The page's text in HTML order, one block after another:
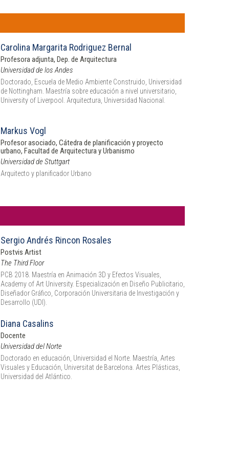
Carolina Margarita Rodriguez Bernal
Profesora adjunta, Dep. de Arquitectura
Universidad de los Andes
Doctorado, Escuela de Medio Ambiente Construido, Universidad
de Nottingham. Maestría sobre educación a nivel universitario,
University of Liverpool. Arquitectura, Universidad Nacional.
Markus Vogl
Profesor asociado, Cátedra de planificación y proyecto
urbano, Facultad de Arquitectura y Urbanismo
Universidad de Stuttgart
Arquitecto y planificador Urbano
Sergio Andrés Rincon Rosales
Postvis Artist
The Third Floor
PCB 2018. Maestría en Animación 3D y Efectos Visuales,
Academy of Art University. Especialización en Diseño Publicitario,
Diseñador Gráfico, Corporación Universitaria de Investigación y
Desarrollo (UDI).
Diana Casalins
Docente
Universidad del Norte
Doctorado en educación, Universidad el Norte. Maestría, Artes
Visuales y Educación, Universitat de Barcelona. Artes Plásticas,
Universidad del Atlántico.